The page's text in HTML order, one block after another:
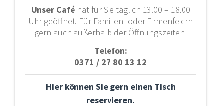
Unser Caféhat für Sie täglich 13.00 – 18.00
Uhr geöffnet. Für Familien- oder Firmenfeiern
gern auch außerhalb der Öffnungszeiten.
Telefon:
0371 / 27 80 13 12
Hier können Sie gern einen Tisch
reservieren.